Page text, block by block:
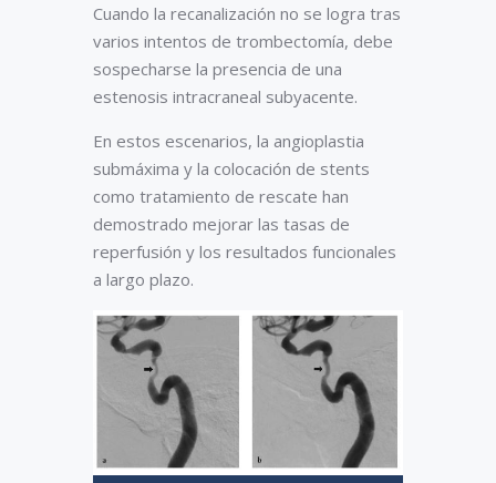
Cuando la recanalización no se logra tras
varios intentos de trombectomía, debe
sospecharse la presencia de una
estenosis intracraneal subyacente.
En estos escenarios, la angioplastia
submáxima y la colocación de stents
como tratamiento de rescate han
demostrado mejorar las tasas de
reperfusión y los resultados funcionales
a largo plazo.